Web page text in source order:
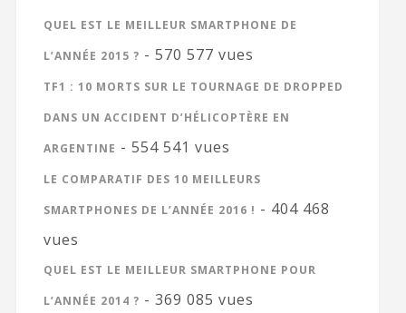
QUEL EST LE MEILLEUR SMARTPHONE DE
L’ANNÉE 2015 ? - 570 577 vues
TF1 : 10 MORTS SUR LE TOURNAGE DE DROPPED
DANS UN ACCIDENT D’HÉLICOPTÈRE EN
ARGENTINE - 554 541 vues
LE COMPARATIF DES 10 MEILLEURS
SMARTPHONES DE L’ANNÉE 2016 ! - 404 468
vues
QUEL EST LE MEILLEUR SMARTPHONE POUR
L’ANNÉE 2014 ? - 369 085 vues